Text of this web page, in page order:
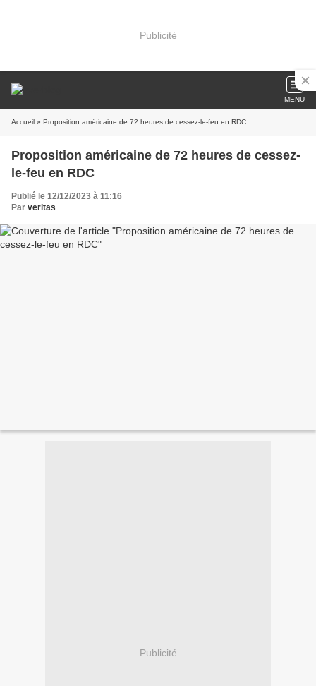
Publicité
MENU
Accueil » Proposition américaine de 72 heures de cessez-le-feu en RDC
Proposition américaine de 72 heures de cessez-
le-feu en RDC
Publié le 12/12/2023 à 11:16
Par veritas
Publicité